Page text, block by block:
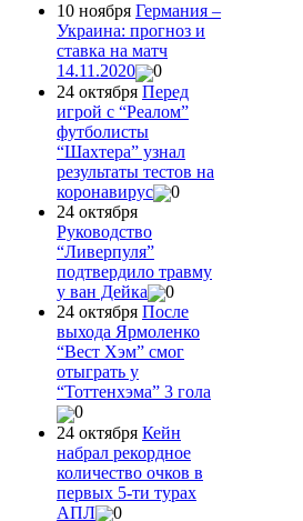
10 ноября Германия –
Украина: прогноз и
ставка на матч
14.11.2020
0
24 октября Перед
игрой с “Реалом”
футболисты
“Шахтера” узнал
результаты тестов на
коронавирус
0
24 октября
Руководство
“Ливерпуля”
подтвердило травму
у ван Дейка
0
24 октября После
выхода Ярмоленко
“Вест Хэм” смог
отыграть у
“Тоттенхэма” 3 гола
0
24 октября Кейн
набрал рекордное
количество очков в
первых 5-ти турах
АПЛ
0